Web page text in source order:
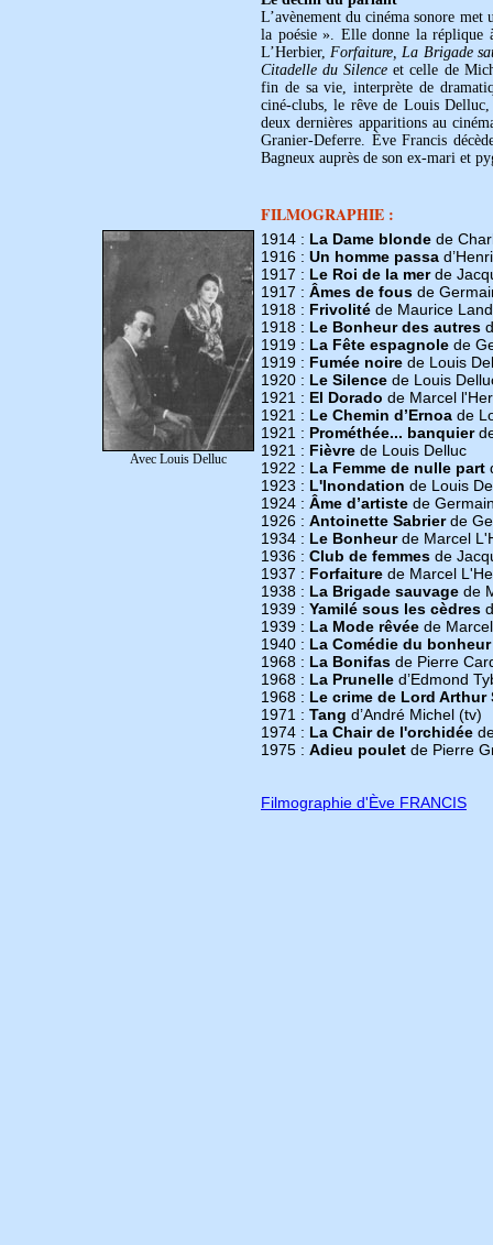
L’avènement du cinéma sonore
la poésie ». Elle donne la réplique
L’Herbier,Forfaiture, La Brigade
Citadelle du Silence et celle de
fin de sa vie, interprète de
ciné-clubs, le rêve de Louis
deux dernières apparitions au
Granier-Deferre. Ève Francis
Bagneux auprès de son ex-mari et
FILMOGRAPHIE :
Avec Louis Delluc
1914 : La Dame blonde de
1916 : Un homme passa
1917 : Le Roi de la merde
1917 : Âmes de fous de
1918 : Frivolité de Maurice
1918 : Le Bonheur des autres
1919 : La Fête espagnole de
1919 : Fumée noire de Louis
1920 : Le Silence de Louis
1921 : El Dorado de Marcel
1921 : Le Chemin d’Ernoa de
1921 : Prométhée... banquier
1921 : Fièvre de Louis Delluc
1922 : La Femme de nulle part
1923 : L'Inondation de Louis
1924 : Âme d’artiste de
1926 : Antoinette Sabrierde
1934 : Le Bonheurde Marcel
1936 : Club de femmes de
1937 : Forfaiture de Marcel
1938 : La Brigade sauvage de
1939 : Yamilé sous les cèdres
1939 : La Mode rêvée de
1940 : La Comédie du bonheur
1968 : La Bonifas de Pierre
1968 : La Prunelle d’Edmond
1968 : Le crime de Lord Arthur
1971 : Tang d’André Michel (tv)
1974 : La Chair de l'orchidée
1975 : Adieu poulet de Pierre
Filmographie d'Ève FRANCIS